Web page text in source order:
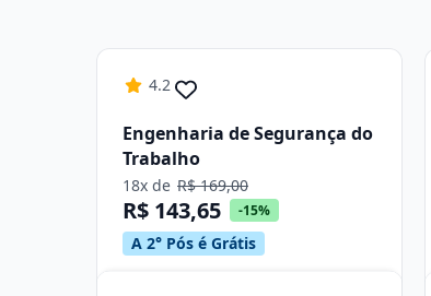
4.2
Engenharia de Segurança do
Trabalho
18x de R$ 169,00
R$ 143,65 -15%
A 2° Pós é Grátis